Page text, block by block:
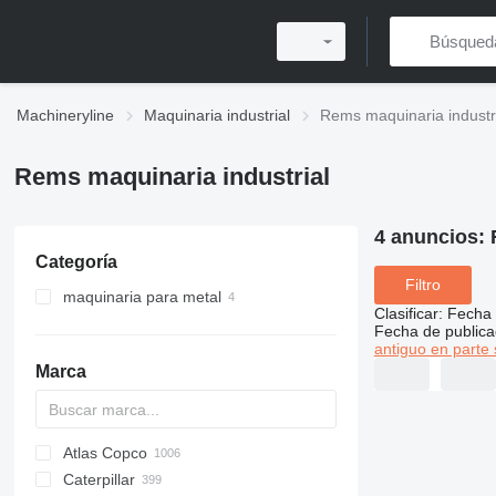
Machineryline Maquinaria industrial Rems maquinaria
Rems maquinaria industrial
Categoría
maquinaria para metal
Marca
PDS
APD
AB
Ensis
Pega
VZ
AG3
Atlas Copco
DrillAir
QAS
PDP
E-series
B-series
BM
GFS
VT
Rover
PA
Airpure
BySprint Fiber
CK
SR
Caterpillar
4 anuncios:
Filtro
Clasificar: Fecha
Fecha de
antiguo en parte